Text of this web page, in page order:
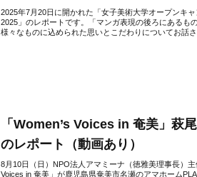
2025年7月20日に開かれた「女子美術大学オープンキ
2025」のレポートです。「マンガ表現の後ろにあるも
様々なものに込められた思いとこだわりについてお話さ
「Women’s Voices in 奄美」萩
のレポート（動画あり）
8月10日（日）NPO法人アマミーナ（徳雅美理事長）
Voices in 奄美」が鹿児島県奄美市名瀬のアマホーム